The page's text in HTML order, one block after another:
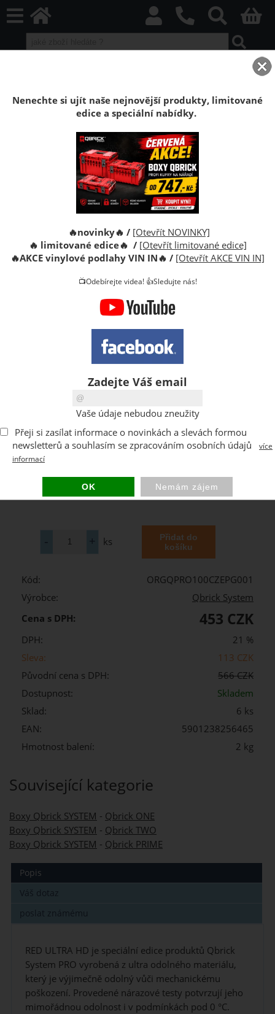
Organizér nářadí Qbrick System PRO 100
RED Ultra HD Custom
Qbrick System PRO Organizer 100 je nejkompaktnější
model z řady PRO pro organizovaní nářadí, šroubů
nebo spojovacího materiálu.
ks
Kód:
ORGQPRO100CZEPG001
Výrobce:
Qbrick System
Cena s DPH:
453 CZK
DPH:
21 %
Sleva:
113 CZK
Původní cena s DPH:
566 CZK
Dostupnost:
Skladem
Sklad:
6 ks
EAN:
5901238256465
Hmotnost balení:
2 kg
Související kategorie
Boxy Qbrick SYSTEM - Qbrick ONE
Boxy Qbrick SYSTEM - Qbrick TWO
Boxy Qbrick SYSTEM - Qbrick PRIME
Popis
Váš dotaz
poslat známému
RED ULTRA HD je speciální edice produktů Qbrick
System PRO vyrobená z ultra odolného materiálu,
který je výjimečně odolný vůči mechanickému
poškození. Provedené nárazové testy potvrzují jeho
mimořádnou odolnost i v podmínkách pod 0 °C.
Nenechte si ujít naše nejnovější produkty, limitované
edice a speciální nabídky.
🔥novinky🔥 / [Otevřít NOVINKY]
🔥 limitované edice🔥 / [Otevřít limitované edice]
🔥AKCE vinylové podlahy VIN IN🔥 / [Otevřít AKCE VIN IN]
📺Odebírejte videa! 👍Sledujte nás!
Zadejte Váš email
Vaše údaje nebudou zneužity
Přeji si zasílat informace o novinkách a slevách formou
newsletterů a souhlasím se zpracováním osobních údajů
více
informací